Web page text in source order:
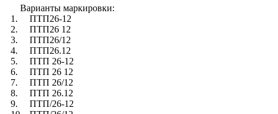
Варианты маркировки:
1. ПТП26-12
2. ПТП26 12
3. ПТП26/12
4. ПТП26.12
5. ПТП 26-12
6. ПТП 26 12
7. ПТП 26/12
8. ПТП 26.12
9. ПТП/26-12